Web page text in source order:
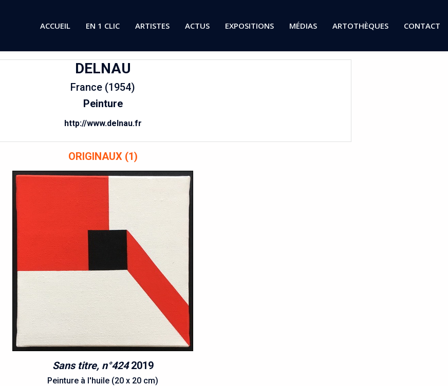
ACCUEIL EN 1 CLIC ARTISTES ACTUS EXPOSITIONS MÉDIAS ARTOTHÈQUES CONTACT
DELNAU
France (1954)
Peinture
http://www.delnau.fr
ORIGINAUX (1)
Sans titre, n°4242019
Peinture à l'huile (20 x 20 cm)